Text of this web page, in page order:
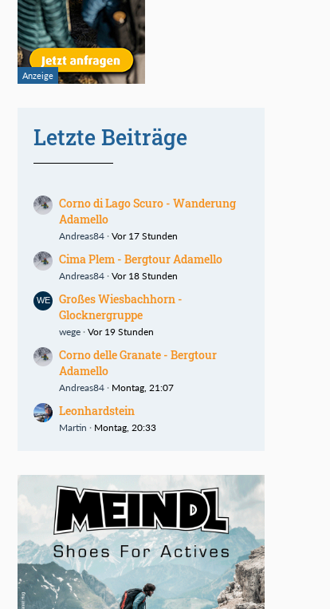
Letzte Beiträge
Corno di Lago Scuro - Wanderung
Adamello
Andreas84 Vor 17 Stunden
Cima Plem - Bergtour Adamello
Andreas84 Vor 18 Stunden
Großes Wiesbachhorn -
Glocknergruppe
wege Vor 19 Stunden
Corno delle Granate - Bergtour
Adamello
Andreas84 Montag, 21:07
Leonhardstein
Martin Montag, 20:33